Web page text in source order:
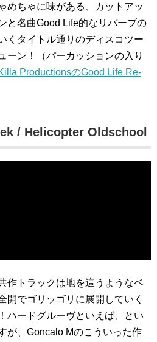
めちゃに味がある、カットアッ
と名曲Good Life的なリバーブの
くタイトル通りのディスコツー
ーン！（パーカッションの入り
ProductionsのGood Life Re-
/ Helicopter Oldschool
作トラックは地を這うようなベ
開でゴリッゴリに展開していく
ハードグルーヴといえば、とい
が、Goncalo Mのこういった作